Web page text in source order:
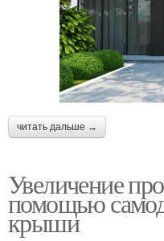
читать дальше →
Увеличение
помощью
крыши